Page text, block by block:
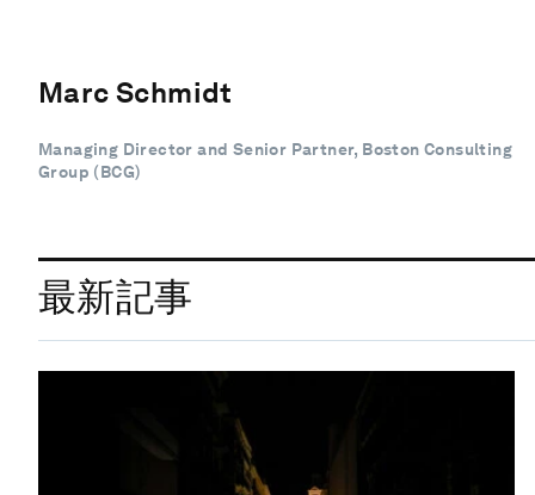
Marc Schmidt
Managing Director and Senior Partner, Boston Consulting
Group (BCG)
最新記事